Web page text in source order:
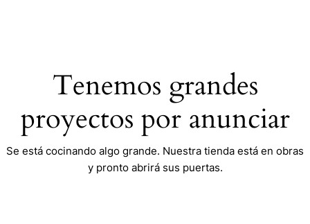
Tenemos grandes
proyectos por anunciar
Se está cocinando algo grande. Nuestra tienda está en obras
y pronto abrirá sus puertas.